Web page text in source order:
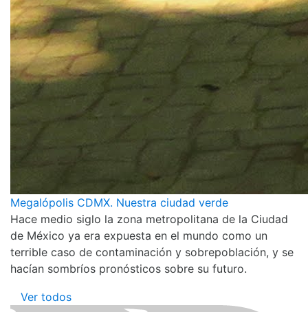
Megalópolis CDMX. Nuestra ciudad verde
Hace medio siglo la zona metropolitana de la Ciudad
de México ya era expuesta en el mundo como un
terrible caso de contaminación y sobrepoblación, y se
hacían sombríos pronósticos sobre su futuro.
Ver todos